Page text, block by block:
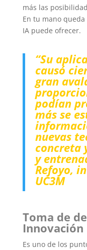
más las
En tu mano
IA puede ofrecer.
“Su
causó
gran
podían
más se
nuevas
concreta
y
Refoyo,
UC3M
Toma de
Innovación
Es uno de los